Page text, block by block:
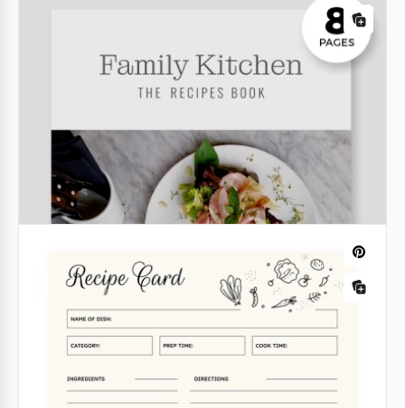
Modèle de carte de recette imprimable